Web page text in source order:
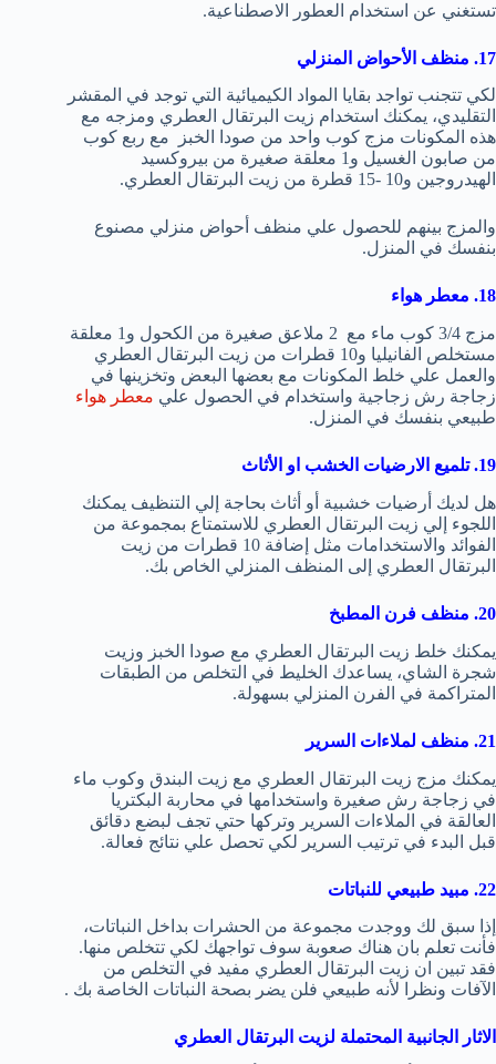
تستغني عن استخدام العطور الاصطناعية.
17. منظف الأحواض المنزلي
لكي تتجنب تواجد بقايا المواد الكيميائية التي توجد في المقشر
التقليدي، يمكنك استخدام زيت البرتقال العطري ومزجه مع
هذه المكونات مزج كوب واحد من صودا الخبز مع ربع كوب
من صابون الغسيل و1 معلقة صغيرة من بيروكسيد
الهيدروجين و10 -15 قطرة من زيت البرتقال العطري.
والمزج بينهم للحصول علي منظف أحواض منزلي مصنوع
بنفسك في المنزل.
18. معطر هواء
مزج 3/4 كوب ماء مع 2 ملاعق صغيرة من الكحول و1 معلقة
مستخلص الفانيليا و10 قطرات من زيت البرتقال العطري
والعمل علي خلط المكونات مع بعضها البعض وتخزينها في
زجاجة رش زجاجية واستخدام في الحصول علي معطر هواء
طبيعي بنفسك في المنزل.
19. تلميع الارضيات الخشب او الأثاث
هل لديك أرضيات خشبية أو أثاث بحاجة إلي التنظيف يمكنك
اللجوء إلي زيت البرتقال العطري للاستمتاع بمجموعة من
الفوائد والاستخدامات مثل إضافة 10 قطرات من زيت
البرتقال العطري إلى المنظف المنزلي الخاص بك.
20. منظف فرن المطبخ
يمكنك خلط زيت البرتقال العطري مع صودا الخبز وزيت
شجرة الشاي، يساعدك الخليط في التخلص من الطبقات
المتراكمة في الفرن المنزلي بسهولة.
21. منظف لملاءات السرير
يمكنك مزج زيت البرتقال العطري مع زيت البندق وكوب ماء
في زجاجة رش صغيرة واستخدامها في محاربة البكتريا
العالقة في الملاءات السرير وتركها حتي تجف لبضع دقائق
قبل البدء في ترتيب السرير لكي تحصل علي نتائج فعالة.
22. مبيد طبيعي للنباتات
إذا سبق لك ووجدت مجموعة من الحشرات بداخل النباتات،
فأنت تعلم بان هناك صعوبة سوف تواجهك لكي تتخلص منها.
فقد تبين ان زيت البرتقال العطري مفيد في التخلص من
الآفات ونظرا لأنه طبيعي فلن يضر بصحة النباتات الخاصة بك .
الاثار الجانبية المحتملة لزيت البرتقال العطري